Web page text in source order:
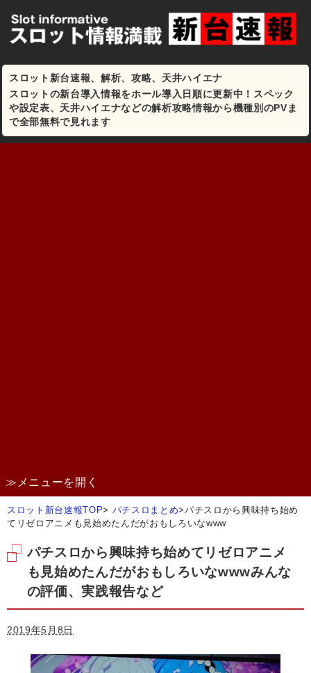
スロット新台速報、解析、攻略、天井ハイエナ
スロットの新台導入情報をホール導入日順に更新中！スペック
や設定表、天井ハイエナなどの解析攻略情報から機種別のPVま
で全部無料で見れます
≫メニューを開く
スロット新台速報TOP> パチスロまとめ>パチスロから興味持ち始め
てリゼロアニメも見始めたんだがおもしろいなwww
パチスロから興味持ち始めてリゼロアニメ
も見始めたんだがおもしろいなwwwみんな
の評価、実践報告など
2019年5月8日